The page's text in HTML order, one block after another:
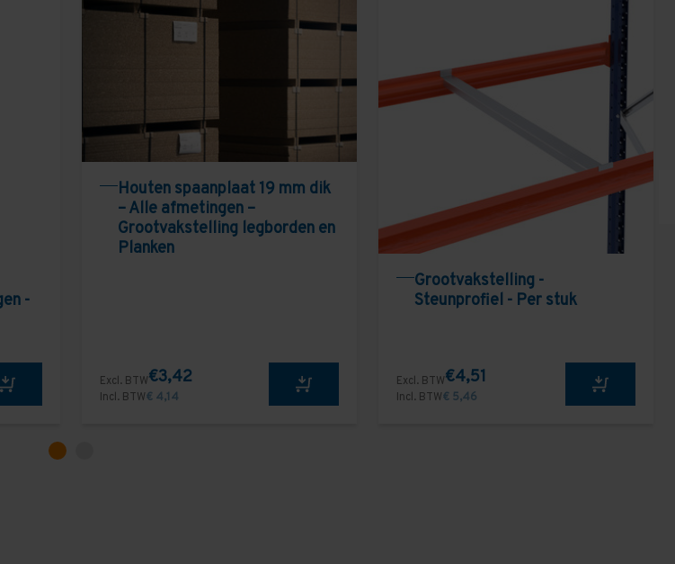
-
Houten spaanplaat 19 mm dik
– Alle afmetingen –
Grootvakstelling legborden en
Planken
Excl. BTW€3,42
Incl. BTW€ 4,14
Grootvakstelling -
Steunprofiel - Per stuk
Excl. BTW€4,51
Incl. BTW€ 5,46